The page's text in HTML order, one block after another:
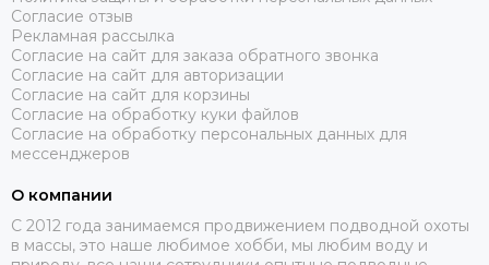
Согласие отзыв
Рекламная рассылка
Согласие на сайт для заказа обратного звонка
Согласие на сайт для авторизации
Согласие на сайт для корзины
Согласие на обработку куки файлов
Согласие на обработку персональных данных для
мессенджеров
О компании
C 2012 года занимаемся продвижением подводной охоты
в массы, это наше любимое хобби, мы любим воду и